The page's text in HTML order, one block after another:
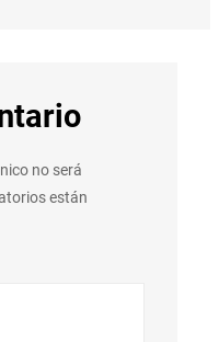
no será
están